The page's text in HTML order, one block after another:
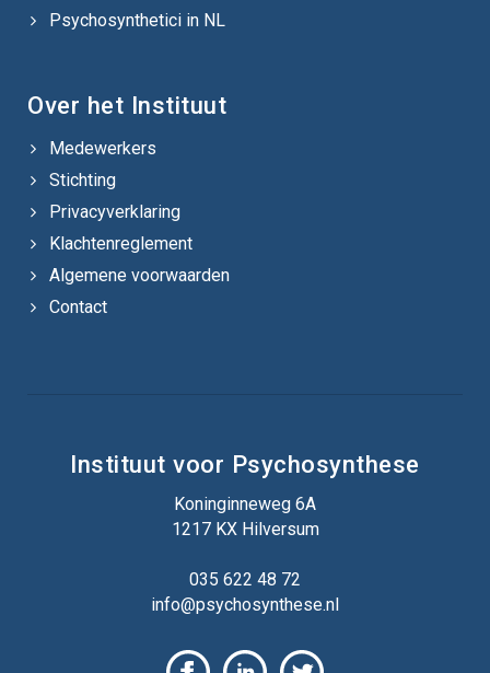
Psychosynthetici in NL
Over het Instituut
Medewerkers
Stichting
Privacyverklaring
Klachtenreglement
Algemene voorwaarden
Contact
Instituut voor Psychosynthese
Koninginneweg 6A
1217 KX Hilversum
035 622 48 72
info@psychosynthese.nl